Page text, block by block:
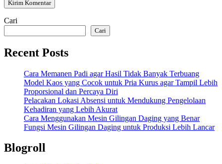
Cari
Cari
Recent Posts
Cara Memanen Padi agar Hasil Tidak Banyak Terbuang
Model Kaos yang Cocok untuk Pria Kurus agar Tampil Lebih
Proporsional dan Percaya Diri
Pelacakan Lokasi Absensi untuk Mendukung Pengelolaan
Kehadiran yang Lebih Akurat
Cara Menggunakan Mesin Gilingan Daging yang Benar
Fungsi Mesin Gilingan Daging untuk Produksi Lebih Lancar
Blogroll